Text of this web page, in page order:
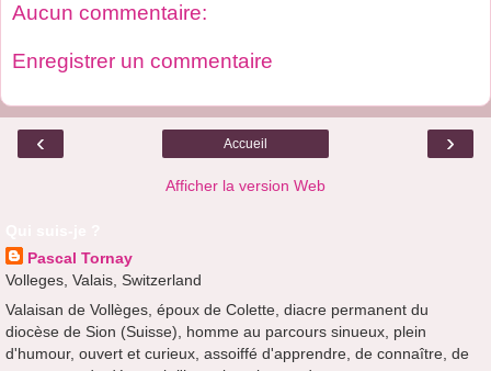
Aucun commentaire:
Enregistrer un commentaire
‹ ›
Accueil
Afficher la version Web
Pascal Tornay
Volleges, Valais, Switzerland
Valaisan de Vollèges, époux de Colette, diacre permanent du
diocèse de Sion (Suisse), homme au parcours sinueux, plein
d'humour, ouvert et curieux, assoiffé d'apprendre, de connaître, de